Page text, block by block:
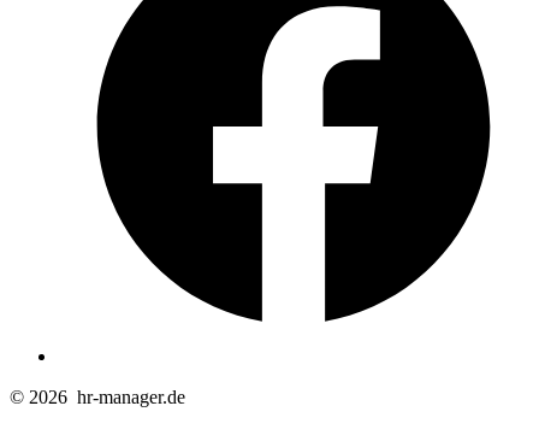
© 2026 hr-manager.de